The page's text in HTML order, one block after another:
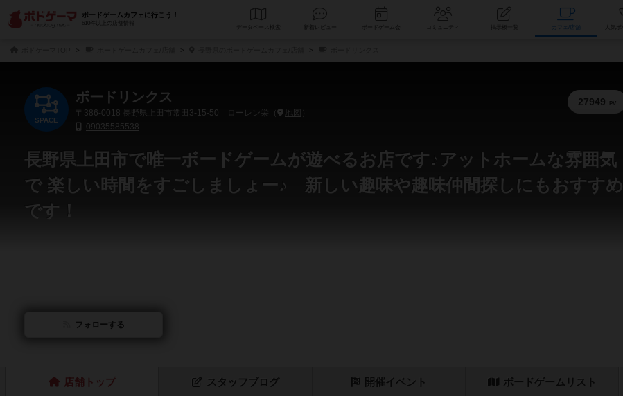
ボードゲームカフェに行こう！
610件以上の店舗情報
データベース コミュニティ 掲示板一覧
SPACE
27949 PV
ボードリンクス
〒386-0018 長野県上田市常田3-15-50 ローレン栄（ 地図 ）
09035585538
長野県上田市で唯一ボードゲームが遊べるお店です♪アットホームな雰囲気
で 楽しい時間をすごしましょー♪ 新しい趣味や趣味仲間探しにもおすすめ
です！
フォローする
店舗 トップ スタッフ ブログ 開催イベント ボードゲーム リスト